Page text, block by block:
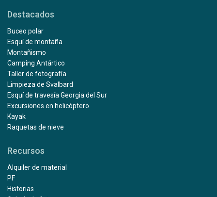
Destacados
Buceo polar
Esquí de montaña
Montañismo
Camping Antártico
Taller de fotografía
Limpieza de Svalbard
Esquí de travesía Georgia del Sur
Excursiones en helicóptero
Kayak
Raquetas de nieve
Recursos
Alquiler de material
PF
Historias